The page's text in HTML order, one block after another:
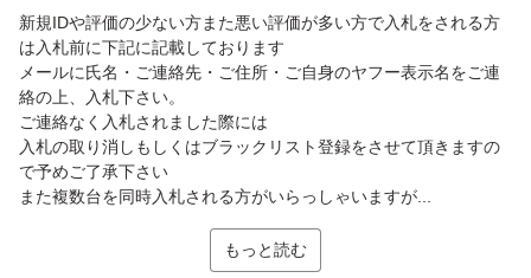
新規IDや評価の少ない方また悪い評価が多い方で入札をされる方
は入札前に下記に記載しております
メールに氏名・ご連絡先・ご住所・ご自身のヤフー表示名をご連
絡の上、入札下さい。
ご連絡なく入札されました際には
入札の取り消しもしくはブラックリスト登録をさせて頂きますの
で予めご了承下さい
また複数台を同時入札される方がいらっしゃいますが...
もっと読む